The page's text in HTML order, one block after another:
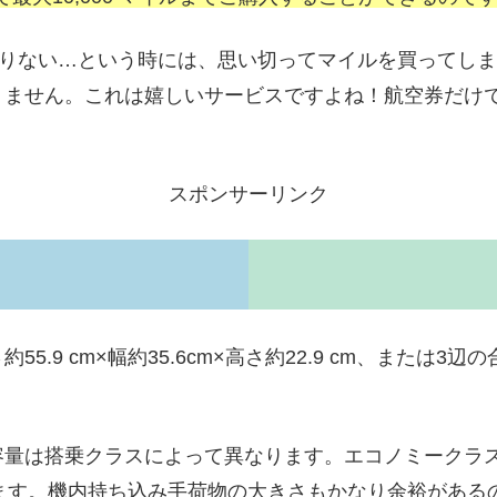
ない…という時には、思い切ってマイルを買ってし
せん。これは嬉しいサービスですよね！航空券だけ
スポンサーリンク
55.9 cm×幅約35.6cm×高さ約22.9 cm、または3辺
は搭乗クラスによって異なります。エコノミーク
。機内持ち込み手荷物の大きさもかなり余裕があ